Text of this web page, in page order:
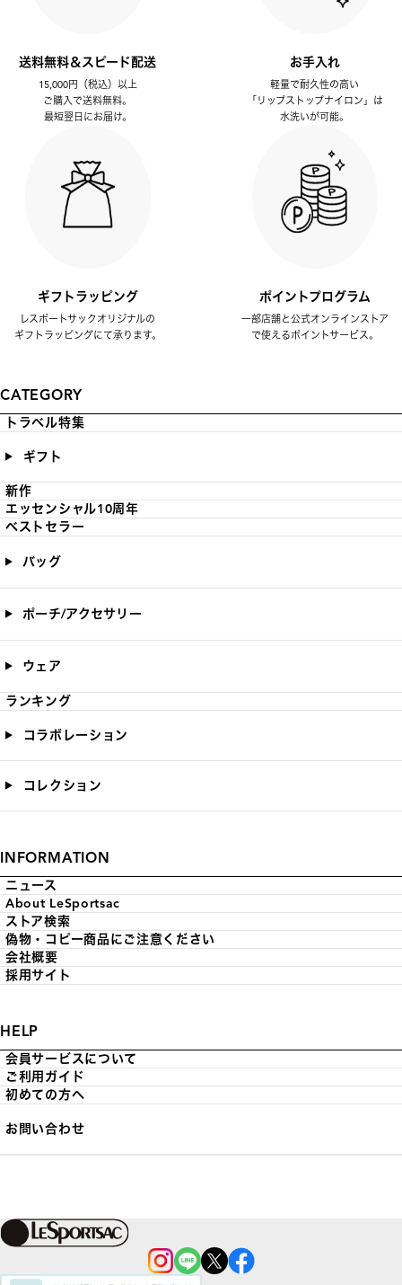
送料無料＆スピード配送
15,000円（税込）以上
ご購入で送料無料。
最短翌日にお届け。
お手入れ
軽量で耐久性の高い
「リップストップナイロン」は
水洗いが可能。
ギフトラッピング
レスポートサックオリジナルの
ギフトラッピングにて承ります。
ポイントプログラム
一部店舗と公式オンラインストア
で使えるポイントサービス。
CATEGORY
トラベル特集
ギフト
新作
エッセンシャル10周年
ベストセラー
バッグ
ポーチ/アクセサリー
ウェア
ランキング
コラボレーション
コレクション
INFORMATION
ニュース
About LeSportsac
ストア検索
偽物・コピー商品にご注意ください
会社概要
採用サイト
HELP
会員サービスについて
ご利用ガイド
初めての方へ
お問い合わせ